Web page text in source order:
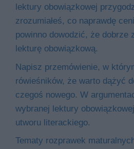
lektury obowiązkowej
zrozumiałeś, co naprawdę
powinno dowodzić, że dobrze
lekturę obowiązkową.
Napisz przemówienie, w
rówieśników, że warto dążyć
czegoś nowego. W
wybranej lektury
utworu literackiego.
Tematy rozprawek